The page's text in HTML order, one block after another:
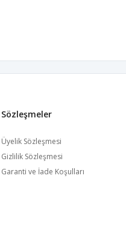
Sözleşmeler
Üyelik Sözleşmesi
Gizlilik Sözleşmesi
Garanti ve İade Koşulları